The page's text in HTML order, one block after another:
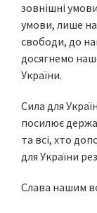
зовнішні
умови, лише
свободи, до
досягнемо
України.
Сила для
посилює
та всі, хто
для України
Слава нашим